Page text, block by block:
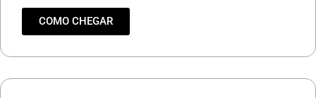
COMO CHEGAR